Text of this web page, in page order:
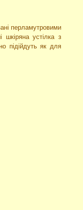
перламутровими
шкіряна устілка з
підійдуть як для